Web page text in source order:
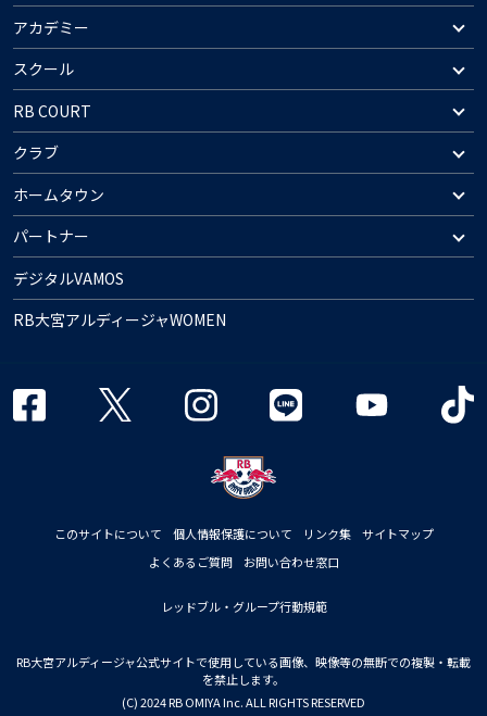
アカデミー
スクール
RB COURT
クラブ
ホームタウン
パートナー
デジタルVAMOS
RB大宮アルディージャWOMEN
このサイトについて 個人情報保護について リンク集
サイトマップ
よくあるご質問
お問い合わせ窓口
レッドブル・グループ行動規範
RB大宮アルディージャ公式サイトで使用している画像、映像等の無断での複製・転載
を禁止します。
(C) 2024 RB OMIYA Inc. ALL RIGHTS RESERVED